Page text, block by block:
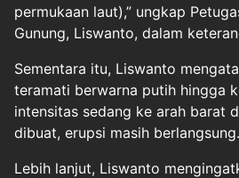
permukaan laut),” ungkap
Gunung, Liswanto, dalam
Sementara itu, Liswanto
teramati berwarna putih hingga
intensitas sedang ke arah barat
dibuat, erupsi masih berlangsung.
Lebih lanjut, Liswanto